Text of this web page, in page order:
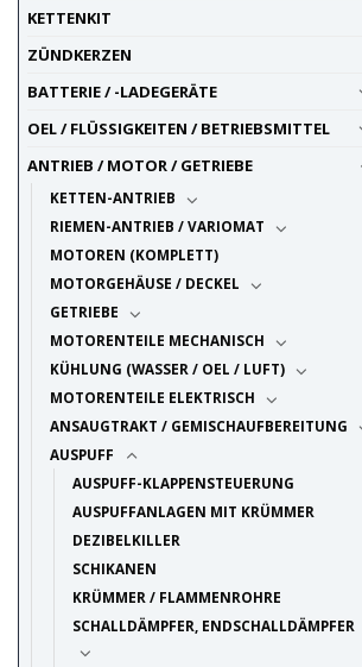
KETTENKIT
ZÜNDKERZEN
BATTERIE / -LADEGERÄTE
OEL / FLÜSSIGKEITEN / BETRIEBSMITTEL
ANTRIEB / MOTOR / GETRIEBE
KETTEN-ANTRIEB
RIEMEN-ANTRIEB / VARIOMAT
MOTOREN (KOMPLETT)
MOTORGEHÄUSE / DECKEL
GETRIEBE
MOTORENTEILE MECHANISCH
KÜHLUNG (WASSER / OEL / LUFT)
MOTORENTEILE ELEKTRISCH
ANSAUGTRAKT / GEMISCHAUFBEREITUNG
AUSPUFF
AUSPUFF-KLAPPENSTEUERUNG
AUSPUFFANLAGEN MIT KRÜMMER
DEZIBELKILLER
SCHIKANEN
KRÜMMER / FLAMMENROHRE
SCHALLDÄMPFER, ENDSCHALLDÄMPFER